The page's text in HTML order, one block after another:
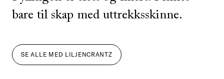
bare til skap med uttrekksskinne.
SE ALLE MED LILJENCRANTZ